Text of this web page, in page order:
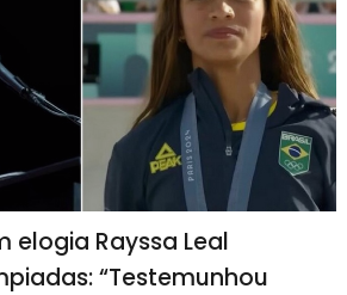
elogia Rayssa Leal
“Testemunhou